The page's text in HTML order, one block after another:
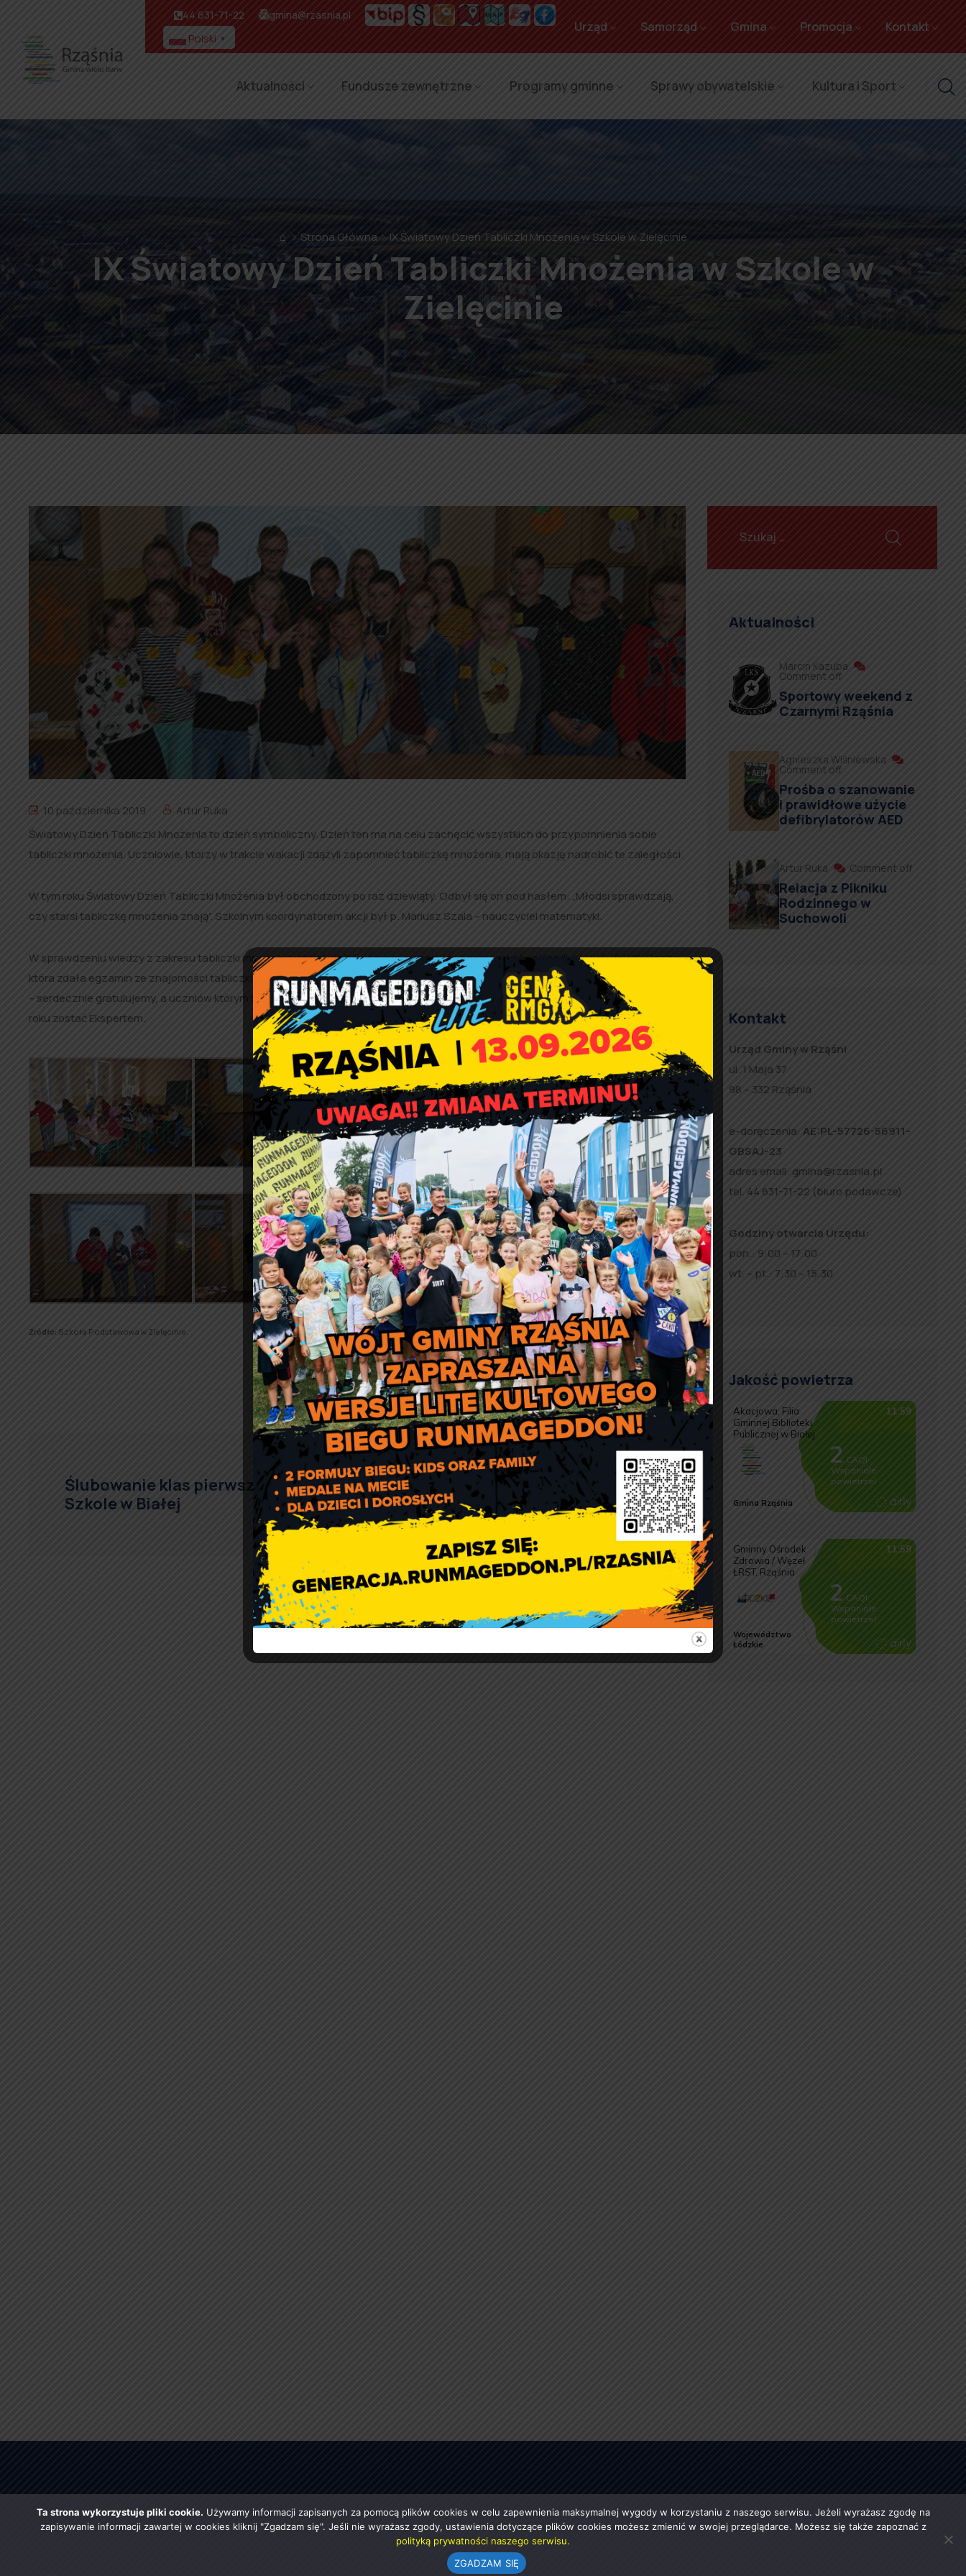
44 631-71-22 gmina@rzasnia.pl
Polski ▼
Urząd Samorząd Gmina Promocja Kontakt
Aktualności Fundusze zewnętrzne Programy gminne Sprawy obywatelskie Kultura i Sport
⌂ Strona Główna IX Światowy Dzień Tabliczki Mnożenia w Szkole w Zielęcinie
IX Światowy Dzień Tabliczki Mnożenia w Szkole w
Zielęcinie
10 października 2019
Artur Ruka
Światowy Dzień Tabliczki Mnożenia to dzień symboliczny. Dzień ten ma na celu zachęcić wszystkich do przypomnienia sobie
tabliczki mnożenia. Uczniowie, którzy w trakcie wakacji zdążyli zapomnieć tabliczkę mnożenia, mają okazję nadrobić te zaległości.
W tym roku Światowy Dzień Tabliczki Mnożenia był obchodzony po raz dziewiąty. Odbył się on pod hasłem: „Młodsi sprawdzają,
czy starsi tabliczkę mnożenia znają”. Szkolnym koordynatorem akcji był p. Mariusz Szala – nauczyciel matematyki.
W sprawdzeniu wiedzy z zakresu tabliczki mnożenia udział wzięli wszyscy uczniowie naszej szkoły z klas III, IV, V, VI, VII i VIII. Osoba,
która zdała egzamin ze znajomości tabliczki uzyskała tytuł: Ekspert Tabliczki Mnożenia. Wszystkim Ekspertom Tabliczki Mnożenia
– serdecznie gratulujemy, a uczniów którym nie udało się zdobyć tytułu, zachęcamy do powtórzenia tabliczki, aby w przyszłym
roku zostać Ekspertem.
Źródło: Szkoła Podstawowa w Zielęcinie.
Ślubowanie klas pierwszych w
Szkole w Białej
Gmina Rząśnia na
inwestycyjnym podium
Aktualności
Marcin Kazuba
Comment off
Sportowy weekend z
Czarnymi Rząśnia
Agnieszka Wiśniewska
Comment off
Prośba o szanowanie
i prawidłowe użycie
defibrylatorów AED
Artur Ruka Comment off
Relacja z Pikniku
Rodzinnego w
Suchowoli
Kontakt
Urząd Gminy w Rząśni
ul. 1 Maja 37
98 – 332 Rząśnia
e-doręczenia: AE:PL-57726-56911-
GBSAJ-23
adres email: gmina@rzasnia.pl
tel. 44 631-71-22 (biuro podawcze)
Godziny otwarcia Urzędu:
pon.: 9:00 – 17:00
wt. – pt.: 7:30 – 15:30
Jakość powietrza
Ta strona wykorzystuje pliki cookie. Używamy informacji zapisanych za pomocą plików cookies w celu zapewnienia maksymalnej wygody w korzystaniu z naszego serwisu. Jeżeli wyrażasz zgodę na
zapisywanie informacji zawartej w cookies kliknij "Zgadzam się". Jeśli nie wyrażasz zgody, ustawienia dotyczące plików cookies możesz zmienić w swojej przeglądarce. Możesz się także zapoznać z
polityką prywatności naszego serwisu.
ZGADZAM SIĘ